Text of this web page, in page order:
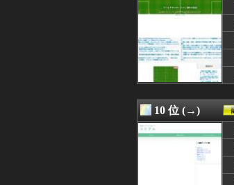
08/09 10:00
08/09 09:58
08/09 09:32
08/09 09:31
08/09 09:31
08/09 09:25
08/09 09:19
08/09 09:11
08/09 09:10
10 位 (→)